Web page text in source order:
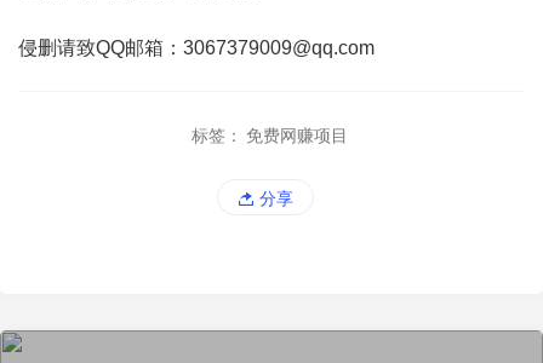
侵删请致QQ邮箱：3067379009@qq.com
标签： 免费网赚项目
分享